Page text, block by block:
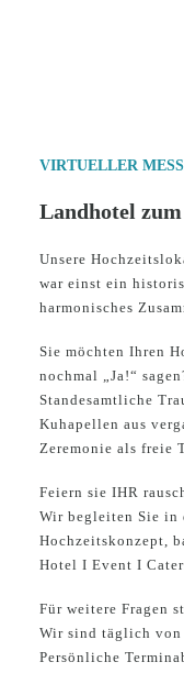
VIRTUELLER
Landhotel zum
Unsere
war einst ein
harmonisches
Sie möchten Ihren
nochmal „Ja!“
Standesamtliche
Kuhapellen aus
Zeremonie als freie
Feiern sie IHR
Wir begleiten Sie in
Hochzeitskonzept,
Hotel I Event I
Für weitere Fragen
Wir sind täglich von
Persönliche